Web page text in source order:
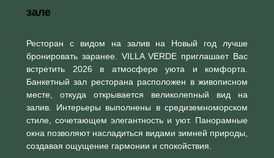
зале
Ресторан с видом на залив на Новый год лучше
бронировать заранее. VILLA VERDE приглашает Вас
встретить 2026 в атмосфере уюта и комфорта.
Банкетный зал ресторана расположен в живописном
месте, откуда открывается великолепный вид на
залив. Интерьеры выполнены в средиземноморском
стиле, сочетающем элегантность и уют. Панорамные
окна позволяют насладиться видами зимней природы,
создавая ощущение гармонии и спокойствия.